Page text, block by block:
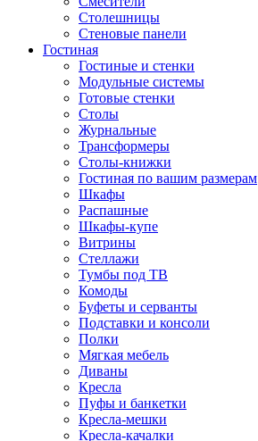
Столешницы
Стеновые панели
Гостиная
Гостиные и стенки
Модульные системы
Готовые стенки
Столы
Журнальные
Трансформеры
Столы-книжки
Гостиная по вашим размерам
Шкафы
Распашные
Шкафы-купе
Витрины
Стеллажи
Тумбы под ТВ
Комоды
Буфеты и серванты
Подставки и консоли
Полки
Мягкая мебель
Диваны
Кресла
Пуфы и банкетки
Кресла-мешки
Кресла-качалки